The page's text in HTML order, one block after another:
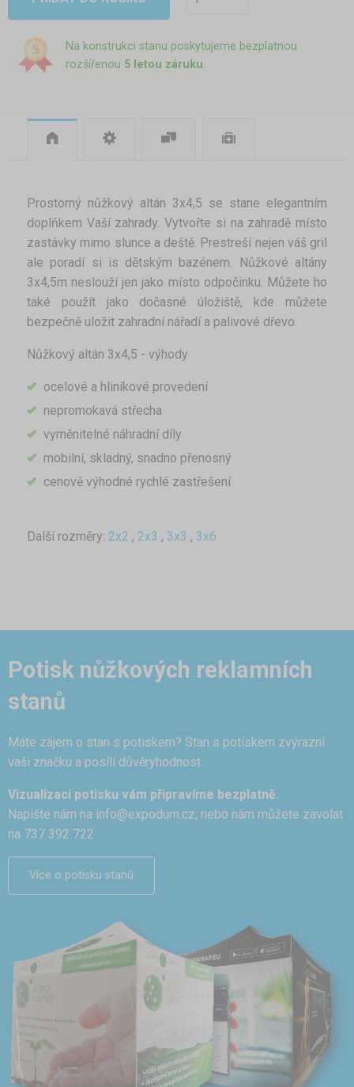
Na konstrukci stanu poskytujeme bezplatnou
rozšířenou 5 letou záruku.
Prostorný nůžkový altán 3x4,5 se stane elegantním
doplňkem Vaší zahrady. Vytvořte si na zahradě místo
zastávky mimo slunce a deště. Prestreší nejen váš gril
ale poradí si is dětským bazénem. Nůžkové altány
3x4,5m neslouží jen jako místo odpočinku. Můžete ho
také použít jako dočasné úložiště, kde můžete
bezpečně uložit zahradní nářadí a palivové dřevo.
Nůžkový altán 3x4,5 - výhody
ocelové a hliníkové provedení
nepromokavá střecha
vyměnitelné náhradní díly
mobilní, skladný, snadno přenosný
cenově výhodné rychlé zastřešení
Další rozměry: 2x2 , 2x3 , 3x3 , 3x6
Potisk nůžkových reklamních
stanů
Máte zájem o stan s potiskem? Stan s potiskem zvýrazní
vaši značku a posílí důvěryhodnost.
Vizualizaci potisku vám připravíme bezplatně.
Napište nám na info@expodum.cz, nebo nám můžete zavolat
na 737 392 722
Více o potisku stanů